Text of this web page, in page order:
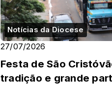
Notícias da Diocese
27/07/2026
Festa de São
tradição e grande